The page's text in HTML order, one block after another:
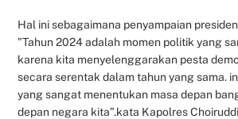
Hal ini sebagaimana penyampaian
”Tahun 2024 adalah momen politik yang
karena kita menyelenggarakan pesta
secara serentak dalam tahun yang sama.
yang sangat menentukan masa depan
depan negara kita”.kata Kapolres